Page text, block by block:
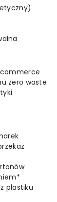
commerce
zero waste
plastiku